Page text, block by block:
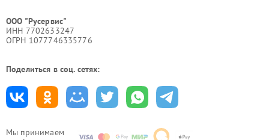
Мы принимаем
ООО "Русервис"
ИНН 7702633247
ОГРН 1077746335776
Поделиться в соц. сетях: